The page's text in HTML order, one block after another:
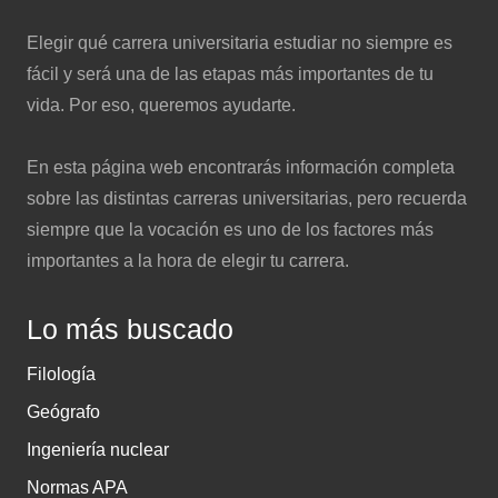
Elegir qué carrera universitaria estudiar no siempre es
fácil y será una de las etapas más importantes de tu
vida. Por eso, queremos ayudarte.
En esta página web encontrarás información completa
sobre las distintas carreras universitarias, pero recuerda
siempre que la vocación es uno de los factores más
importantes a la hora de elegir tu carrera.
Lo más buscado
Filología
Geógrafo
Ingeniería nuclear
Normas APA